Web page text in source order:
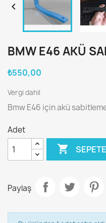

BMW E46 AKÜ
₺550,00
Vergi dahil
Bmw E46 için akü
Adet

Paylaş